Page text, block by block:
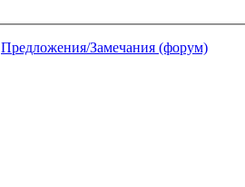
Предложения/Замечания (форум)